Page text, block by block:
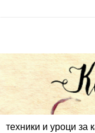
техники и уроци за